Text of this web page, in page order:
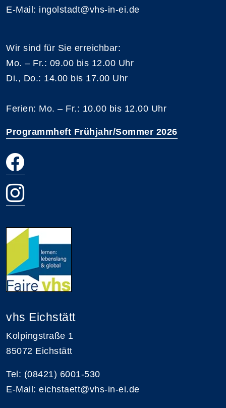
E-Mail: ingolstadt@vhs-in-ei.de
Wir sind für Sie erreichbar:
Mo. – Fr.: 09.00 bis 12.00 Uhr
Di., Do.: 14.00 bis 17.00 Uhr
Ferien: Mo. – Fr.: 10.00 bis 12.00 Uhr
Programmheft Frühjahr/Sommer 2026
vhs Eichstätt
Kolpingstraße 1
85072 Eichstätt
Tel: (08421) 6001-530
E-Mail: eichstaett@vhs-in-ei.de